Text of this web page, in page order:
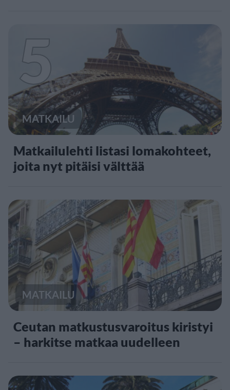
5
MATKAILU
Matkailulehti listasi lomakohteet,
joita nyt pitäisi välttää
MATKAILU
Ceutan matkustusvaroitus kiristyi
– harkitse matkaa uudelleen